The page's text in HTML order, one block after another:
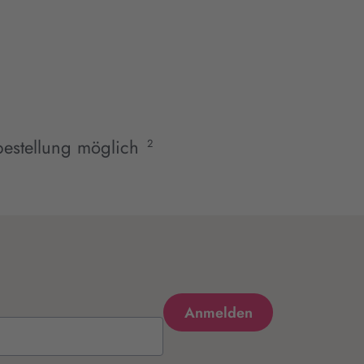
möglich 2